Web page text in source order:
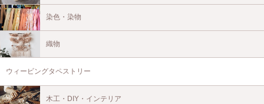
染色・染物
織物
ウィービングタペストリー
木工・DIY・インテリア